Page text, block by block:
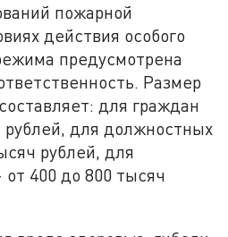
пожарной
действия особого
предусмотрена
Размер
для граждан
для должностных
рублей, для
400 до 800 тысяч